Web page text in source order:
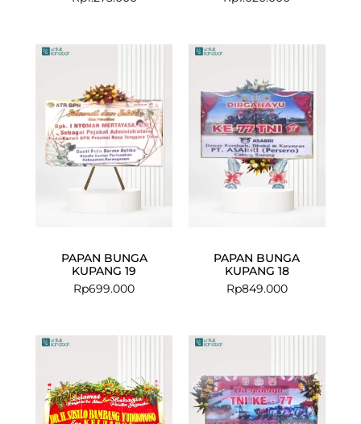
PAPAN BUNGA
KUPANG 19
Rp699.000
PAPAN BUNGA
KUPANG 18
Rp849.000
Rp19.999.000.
is:
Rp15.999.000.